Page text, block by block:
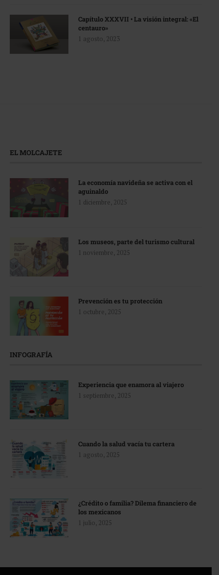
Capítulo XXXVII • La visión integral: «El
centauro»
1 agosto, 2023
EL MOLCAJETE
La economía navideña se activa con el
aguinaldo
1 diciembre, 2025
Los museos, parte del turismo cultural
1 noviembre, 2025
Prevención es tu protección
1 octubre, 2025
INFOGRAFÍA
Experiencia que enamora al viajero
1 septiembre, 2025
Cuando la salud vacía tu cartera
1 agosto, 2025
¿Crédito o familia? Dilema financiero de
los mexicanos
1 julio, 2025